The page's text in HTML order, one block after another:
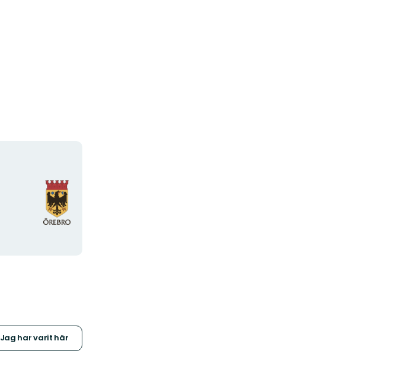
Organisationens
logotyp
Jag har varit här